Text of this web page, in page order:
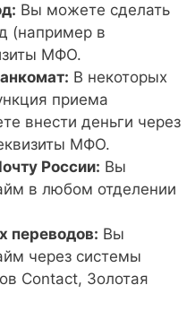
Вы можете сделать
(например в
МФО.
В некоторых
приема
внести деньги через
МФО.
России: Вы
в любом отделении
переводов: Вы
через системы
Contact, Золотая